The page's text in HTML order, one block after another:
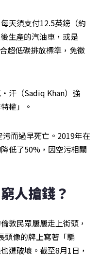
天須支付12.5英鎊（約
生產的汽油車，或是
超低碳排放標準，免徵
汗（Sadiq Khan）強
權」。
而過早死亡。2019年在
低了50%，因空污相關
人搶錢？
敦民眾屢屢走上街頭，
頭像的牌上寫著「騙
遭破壞。截至8月1日，